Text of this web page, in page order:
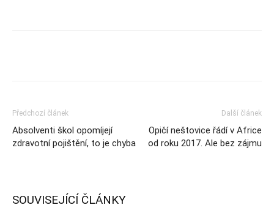
Předchozí článek
Absolventi škol opomíjejí
zdravotní pojištění, to je chyba
Další článek
Opičí neštovice řádí v Africe
od roku 2017. Ale bez zájmu
SOUVISEJÍCÍ ČLÁNKY